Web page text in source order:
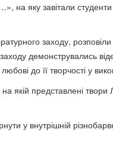
на яку завітали
заходу, розповіли
демонструвались
до її творчості у
представлені твори
у внутрішній